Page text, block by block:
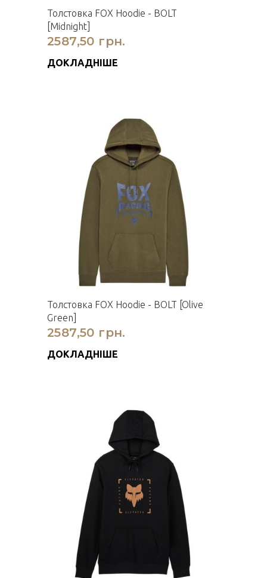
Толстовка FOX Hoodie - BOLT
[Midnight]
2587,50 грн.
ДОКЛАДНІШЕ
Толстовка FOX Hoodie - BOLT [Olive
Green]
2587,50 грн.
ДОКЛАДНІШЕ